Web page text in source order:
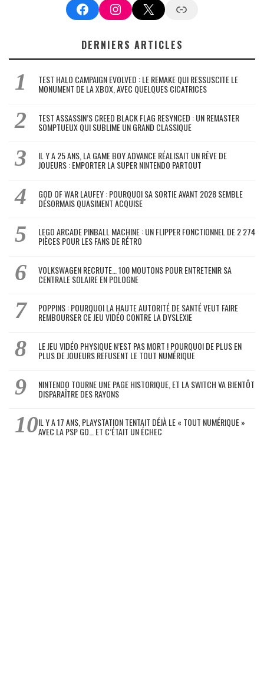
FacebookInstagram
X Google News
DERNIERS ARTICLES
TEST HALO CAMPAIGN EVOLVED : LE REMAKE QUI RESSUSCITE LE
MONUMENT DE LA XBOX, AVEC QUELQUES CICATRICES
TEST ASSASSIN’S CREED BLACK FLAG RESYNCED : UN REMASTER
SOMPTUEUX QUI SUBLIME UN GRAND CLASSIQUE
IL Y A 25 ANS, LA GAME BOY ADVANCE RÉALISAIT UN RÊVE DE
JOUEURS : EMPORTER LA SUPER NINTENDO PARTOUT
GOD OF WAR LAUFEY : POURQUOI SA SORTIE AVANT 2028 SEMBLE
DÉSORMAIS QUASIMENT ACQUISE
LEGO ARCADE PINBALL MACHINE : UN FLIPPER FONCTIONNEL DE 2 274
PIÈCES POUR LES FANS DE RÉTRO
VOLKSWAGEN RECRUTE… 100 MOUTONS POUR ENTRETENIR SA
CENTRALE SOLAIRE EN POLOGNE
POPPINS : POURQUOI LA HAUTE AUTORITÉ DE SANTÉ VEUT FAIRE
REMBOURSER CE JEU VIDÉO CONTRE LA DYSLEXIE
LE JEU VIDÉO PHYSIQUE N’EST PAS MORT ! POURQUOI DE PLUS EN
PLUS DE JOUEURS REFUSENT LE TOUT NUMÉRIQUE
NINTENDO TOURNE UNE PAGE HISTORIQUE, ET LA SWITCH VA BIENTÔT
DISPARAÎTRE DES RAYONS
IL Y A 17 ANS, PLAYSTATION TENTAIT DÉJÀ LE « TOUT NUMÉRIQUE »
AVEC LA PSP GO… ET C’ÉTAIT UN ÉCHEC